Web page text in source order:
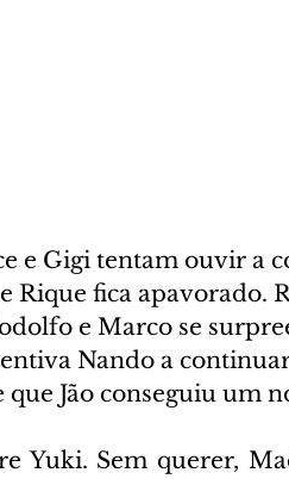
e Gigi tentam ouvir a
Rique fica apavorado.
e Marco se
Nando a
Jão conseguiu um
Yuki. Sem querer,